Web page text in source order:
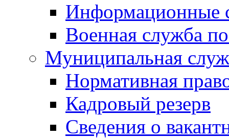
Информационные
Военная служба
Муниципальная
Нормативная
Кадровый резерв
Сведения о